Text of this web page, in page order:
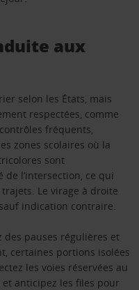
aux
selon les États, mais
respectées, comme
fréquents,
zones scolaires où la
sont
de l’intersection, ce qui
Le virage à droite
indication contraire.
des pauses régulières et
certaines portions isolées
les voies réservées au
anticipez les files pour